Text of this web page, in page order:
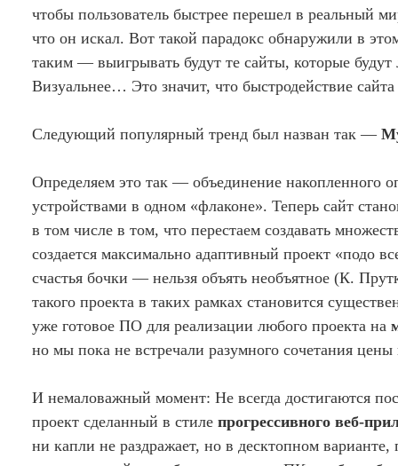
чтобы пользователь быстрее перешел в реальный
что он искал. Вот такой парадокс обнаружили в
таким — выигрывать будут те сайты, которые
Визуальнее… Это значит, что быстродействие
Следующий популярный тренд был назван так —
Определяем это так — объединение накопленного
устройствами в одном «флаконе». Теперь сайт
в том числе в том, что перестаем создавать
создается максимально адаптивный проект «подо
счастья бочки — нельзя объять необъятное (К.
такого проекта в таких рамках становится
уже готовое ПО для реализации любого проекта на
но мы пока не встречали разумного сочетания
И немаловажный момент: Не всегда достигаются
проект сделанный в стиле прогрессивного веб-
ни капли не раздражает, но в десктопном